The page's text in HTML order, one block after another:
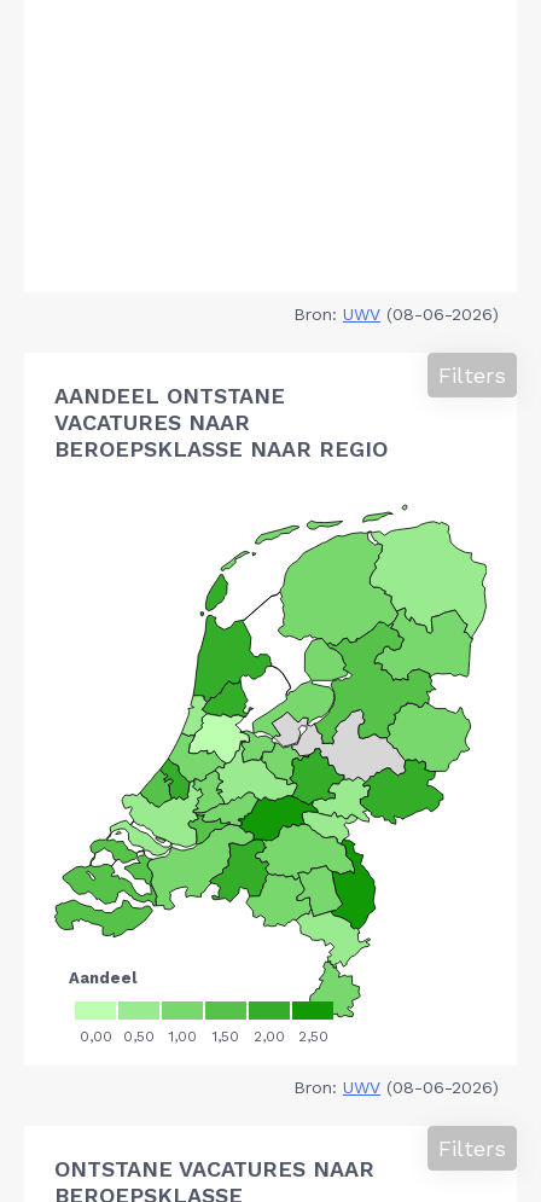
Bron: UWV (08-06-2026)
AANDEEL ONTSTANE
VACATURES NAAR
BEROEPSKLASSE NAAR REGIO
Filters
Bron: UWV (08-06-2026)
ONTSTANE VACATURES NAAR
BEROEPSKLASSE
Filters